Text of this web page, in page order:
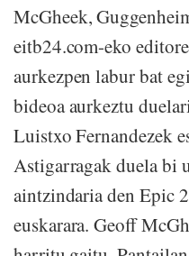
McGheek,
eitb24.com-eko
aurkezpen labur bat
bideoa aurkeztu
Luistxo Fernandezek
Astigarragak duela bi
aintzindaria den Epic
euskarara. Geoff